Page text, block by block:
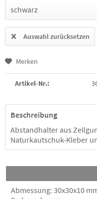
Auswahl zurücksetzen
Merken
Artikel-Nr.:
Beschreibung
Abstandhalter aus
Naturkautschuk-Kleber
Abmessung: 30x30x10